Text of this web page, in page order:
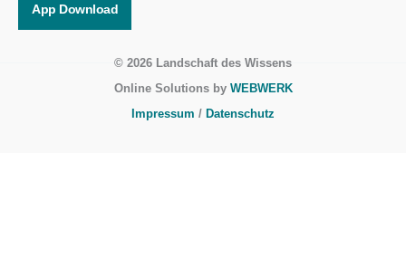
App Download
© 2026 Landschaft des Wissens
Online Solutions by WEBWERK
Impressum / Datenschutz